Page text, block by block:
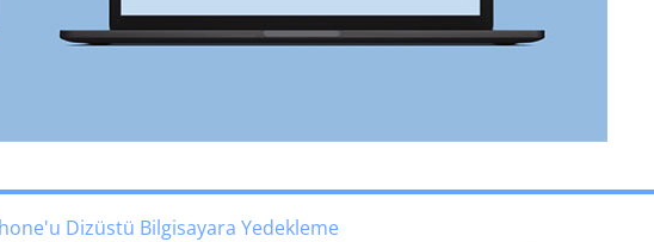
Dizüstü Bilgisayara Yedekleme